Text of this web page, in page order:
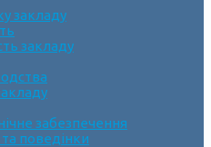
закладу
закладу
забезпечення
поведінки